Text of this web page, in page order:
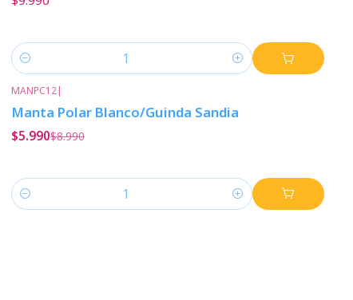
Cantidad
MANPC12|
Manta Polar Blanco/Guinda Sandia
$5.990$8.990
Cantidad